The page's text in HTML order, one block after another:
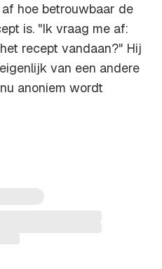
hoe betrouwbaar de
is. "Ik vraag me af:
recept vandaan?" Hij
van een andere
anoniem wordt